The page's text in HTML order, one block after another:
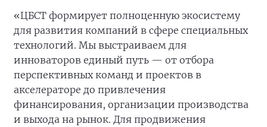
«ЦБСТ формирует полноценную экосистему
для развития компаний в сфере специальных
технологий. Мы выстраиваем для
инноваторов единый путь — от отбора
перспективных команд и проектов в
акселераторе до привлечения
финансирования, организации производства
и выхода на рынок. Для продвижения